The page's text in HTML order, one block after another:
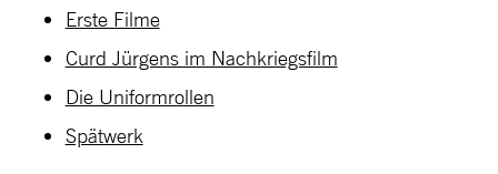
Erste Filme
Curd Jürgens im Nachkriegsfilm
Die Uniformrollen
Spätwerk